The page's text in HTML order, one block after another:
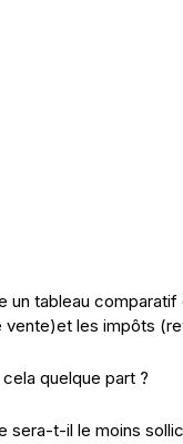
un tableau
vente)et les impôts
quelque part ?
sera-t-il le moins